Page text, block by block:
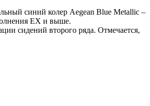
синий колер Aegean Blue Metallic –
EX и выше.
сидений второго ряда. Отмечается,